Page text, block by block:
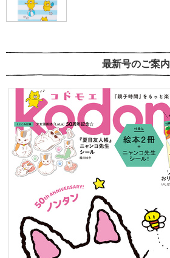
最新号のご案内